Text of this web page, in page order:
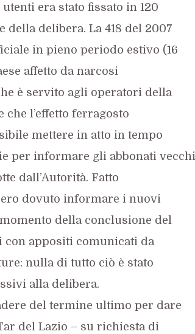
era stato fissato in 120
delibera. La 418 del 2007
in pieno periodo estivo (16
affetto da narcosi
è servito agli operatori della
l’effetto ferragosto
mettere in atto in tempo
per informare gli abbonati vecchi
dall’Autorità. Fatto
dovuto informare i nuovi
della conclusione del
con appositi comunicati da
nulla di tutto ciò è stato
alla delibera.
del termine ultimo per dare
del Lazio – su richiesta di